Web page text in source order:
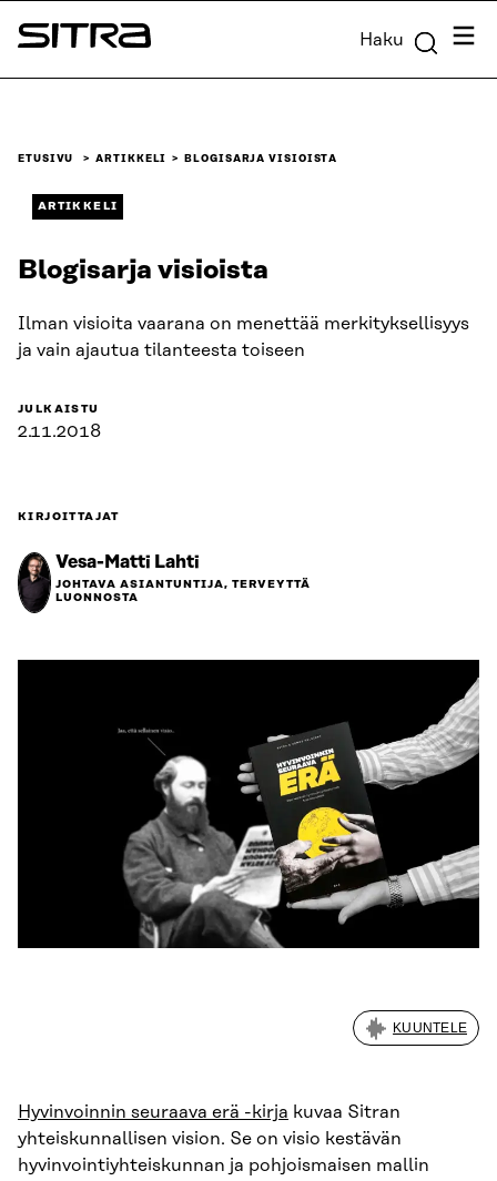
Siirry
suoraan
Sitra Haku
ETUSIVU ARTIKKELI BLOGISARJA VISIOISTA
ARTIKKELI
Blogisarja visioista
Ilman visioita vaarana on menettää merkityksellisyys
ja vain ajautua tilanteesta toiseen
JULKAISTU
2.11.2018
KIRJOITTAJAT
Vesa-Matti Lahti
JOHTAVA ASIANTUNTIJA, TERVEYTTÄ
LUONNOSTA
KUUNTELE
Hyvinvoinnin seuraava erä -kirja kuvaa Sitran
yhteiskunnallisen vision. Se on visio kestävän
hyvinvointiyhteiskunnan ja pohjoismaisen mallin